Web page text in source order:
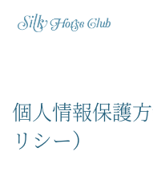
個人情報保護
リシー）